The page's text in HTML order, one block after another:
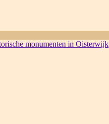
monumenten in Oisterwijk